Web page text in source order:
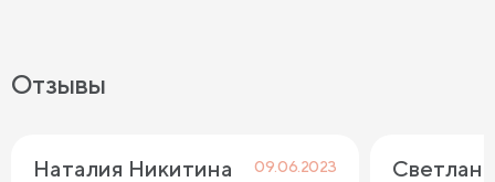
Отзывы
Наталия Никитина 09.06.2023 Светлана